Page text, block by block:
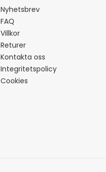
Nyhetsbrev
FAQ
Villkor
Returer
Kontakta oss
Integritetspolicy
Cookies